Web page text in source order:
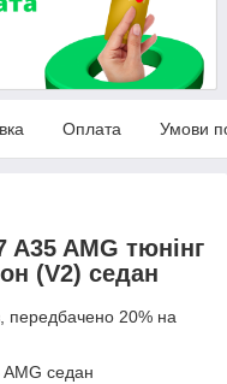
Оплата Умови
AMG тюнінг
(V2) седан
передбачено 20% на
седан